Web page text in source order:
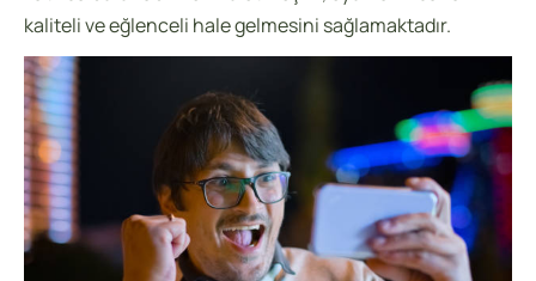
kaliteli ve eğlenceli hale gelmesini sağlamaktadır.